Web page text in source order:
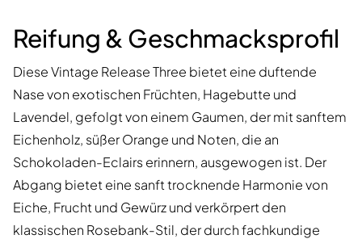
Reifung & Geschmacksprofil
Diese Vintage Release Three bietet eine duftende
Nase von exotischen Früchten, Hagebutte und
Lavendel, gefolgt von einem Gaumen, der mit sanftem
Eichenholz, süßer Orange und Noten, die an
Schokoladen-Eclairs erinnern, ausgewogen ist. Der
Abgang bietet eine sanft trocknende Harmonie von
Eiche, Frucht und Gewürz und verkörpert den
klassischen Rosebank-Stil, der durch fachkundige